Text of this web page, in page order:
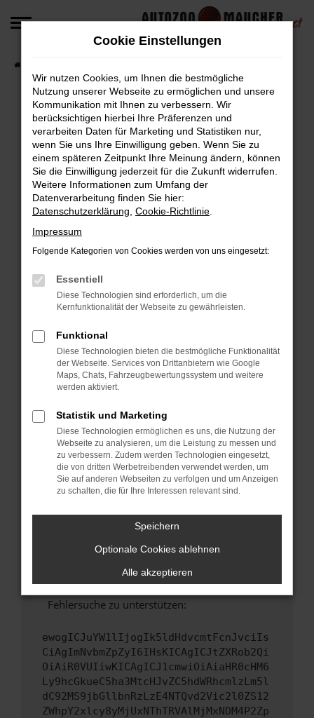
Zum
Fehler: Network Error
Beim Laden ist ein Fehler aufgetreten.
Hier sind ein paar Tipps, die dir helfen können:
Überprüfe deine Firewall und deine
Internetverbindung.
Laden andere Webseiten, zum Beispiel deine
Manche Erweiterungen, wie Werbeblocker,
können das Laden bestimmter Seiten
verhindern. Funktioniert die Seite in einem
Fenster?
Starte dein Gerät neu.
Das kann manchmal helfen, vorübergehende
Probleme zu beheben.
Stelle sicher, dass dein Browser und dein
Betriebssystem auf dem neuesten Stand
sind.
Veraltete Software birgt nicht nur ein
Sicherheitsrisiko, sondern kann auch dazu
führen, dass bestimmte Funktionen nicht mehr
Wende dich an den Webseitenbetreiber.
Wenn du alle oben genannten Schritte versucht
hast, kontaktiere uns bitte. Wir werden
versuchen, das Problem zu beheben. Du kannst
uns diesen Text schicken, um uns bei der
Fehlersuche zu unterstützen:
ewogICJuYW1lIjogIk5ldHdvcmtFcnJvciIs
CiAgImNvbmZpZyI6IHsKICAgICJtZXRob2Qi
OiAiR0VUIiwKICAgICJ1cmwiOiAiaHR0cHM6
Ly9hcGkueC5ha3MtcHJvZC5hdWRhcmlzLm5l
dC92MS9jbGllbnRzLzE4NTQvd2Vic2l0ZS12
ZWhpY2xlcy8yMjUxNThTRVAlMjMxNDM4P2Zp
Cookie Einstellungen
Wir nutzen Cookies, um Ihnen die bestmögliche
Nutzung unserer Webseite zu ermöglichen und unsere
Kommunikation mit Ihnen zu verbessern. Wir
berücksichtigen hierbei Ihre Präferenzen und
verarbeiten Daten für Marketing und Statistiken nur,
wenn Sie uns Ihre Einwilligung geben. Wenn Sie zu
einem späteren Zeitpunkt Ihre Meinung ändern, können
Sie die Einwilligung jederzeit für die Zukunft widerrufen.
Weitere Informationen zum Umfang der
Datenverarbeitung finden Sie hier:
Datenschutzerklärung Cookie-Richtlinie
Impressum
Folgende Kategorien von Cookies werden von uns eingesetzt:
Essentiell
Diese Technologien sind erforderlich, um die
Kernfunktionalität der Webseite zu gewährleisten.
Funktional
Diese Technologien bieten die bestmögliche Funktionalität
der Webseite. Services von Drittanbietern wie Google
Maps, Chats, Fahrzeugbewertungssystem und weitere
werden aktiviert.
Statistik und Marketing
Diese Technologien ermöglichen es uns, die Nutzung der
Webseite zu analysieren, um die Leistung zu messen und
zu verbessern. Zudem werden Technologien eingesetzt,
die von dritten Werbetreibenden verwendet werden, um
Sie auf anderen Webseiten zu verfolgen und um Anzeigen
zu schalten, die für Ihre Interessen relevant sind.
Speichern
Optionale Cookies ablehnen
Alle akzeptieren